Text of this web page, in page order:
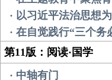
· 以习近平法治思想
· 在自觉践行“三个务
第11版：阅读·国学
· 中轴有门